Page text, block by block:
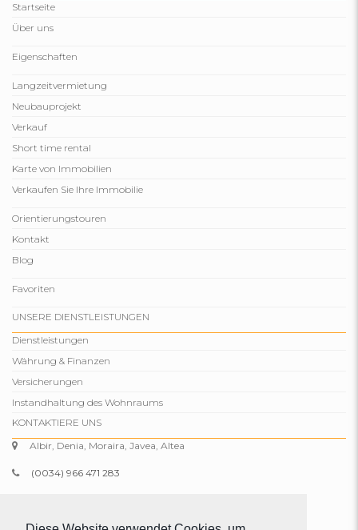
Startseite
Über uns
Eigenschaften
Langzeitvermietung
Neubauprojekt
Verkauf
Short time rental
Karte von Immobilien
Verkaufen Sie Ihre Immobilie
Orientierungstouren
Kontakt
Blog
Favoriten
UNSERE DIENSTLEISTUNGEN
Dienstleistungen
Währung & Finanzen
Versicherungen
Instandhaltung des Wohnraums
KONTAKTIERE UNS
Albir, Denia, Moraira, Javea, Altea
(0034) 966 471 283
info@comparepropertiesspain.com